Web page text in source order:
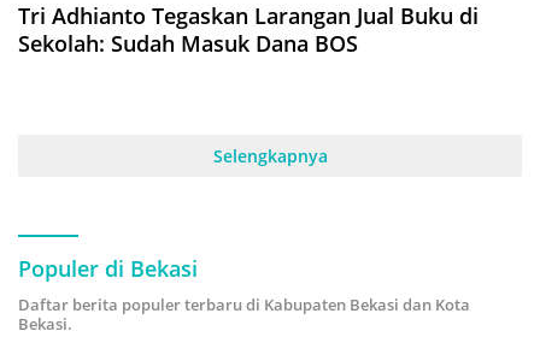
Tri Adhianto Tegaskan Larangan Jual Buku di
Sekolah: Sudah Masuk Dana BOS
Selengkapnya
Populer di Bekasi
Daftar berita populer terbaru di Kabupaten Bekasi dan Kota
Bekasi.